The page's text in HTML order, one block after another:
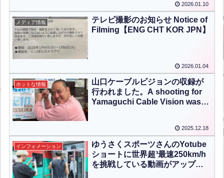
2026.01.10
メディア情報
テレビ撮影のお知らせ Notice of
Filming【ENG CHT KOR JPN】
2026.01.04
ホットな情報
山口ケーブルビジョンの収録が
行われました。A shooting for
Yamaguchi Cable Vision was
2025.12.18
インフォメーション
ゆうさくスポーツさんのYotube
ショートに世界超³最速250km/h
を挑戦している動画がアップさ